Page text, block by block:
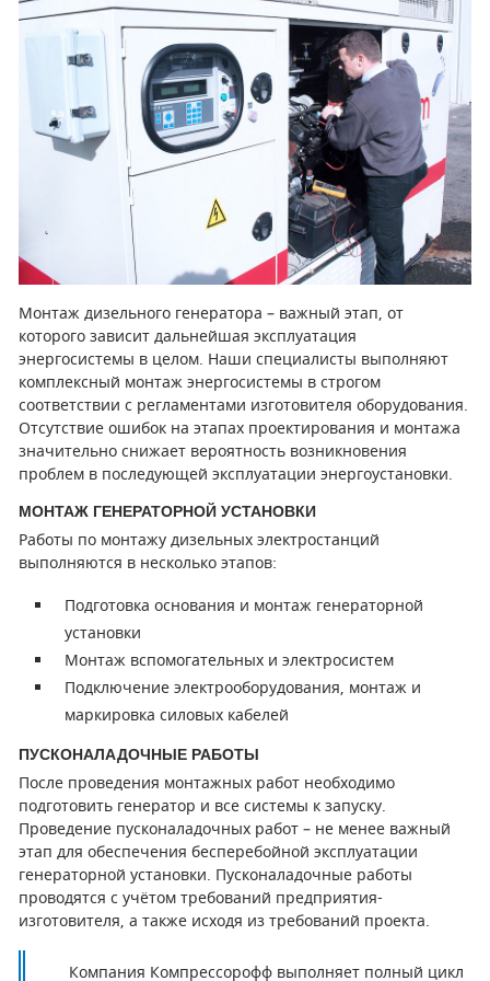
Монтаж дизельного генератора – важный этап, от
которого зависит дальнейшая эксплуатация
энергосистемы в целом. Наши специалисты выполняют
комплексный монтаж энергосистемы в строгом
соответствии с регламентами изготовителя оборудования.
Отсутствие ошибок на этапах проектирования и монтажа
значительно снижает вероятность возникновения
проблем в последующей эксплуатации энергоустановки.
МОНТАЖ ГЕНЕРАТОРНОЙ УСТАНОВКИ
Работы по монтажу дизельных электростанций
выполняются в несколько этапов:
Подготовка основания и монтаж генераторной
установки
Монтаж вспомогательных и электросистем
Подключение электрооборудования, монтаж и
маркировка силовых кабелей
ПУСКОНАЛАДОЧНЫЕ РАБОТЫ
После проведения монтажных работ необходимо
подготовить генератор и все системы к запуску.
Проведение пусконаладочных работ – не менее важный
этап для обеспечения бесперебойной эксплуатации
генераторной установки. Пусконаладочные работы
проводятся с учётом требований предприятия-
изготовителя, а также исходя из требований проекта.
Компания Компрессорофф выполняет полный цикл
СМЕННЫЕ ЭЛЕМЕНТЫ МАГИСТРАЛЬНЫХ
ФИЛЬТРОВ
ДЛЯ АДСОРБЦИОННЫХ ОСУШИТЕЛЕЙ
ЭЛЕКТРОДВИГАТЕЛИ
БЕНЗИНОВЫЕ ДВИГАТЕЛИ
ДИЗЕЛЬНЫЕ ДВИГАТЕЛИ
ФИЛЬТРЫ ТОПЛИВНЫЕ
МОТОРНОЕ МАСЛО
РАДИАТОРЫ
ПОДШИПНИКИ
ПОРШНЕВЫЕ БЛОКИ
ДЕТАЛИ СПИРАЛЬНЫХ КОМПРЕССОРОВ
ДЕТАЛИ НАСОСНОЙ ЧАСТИ
ДЕТАЛИ ПОГРУЖНЫХ НАСОСОВ
ШЛАНГИ ДЛЯ МОТОПОМП
ДЛЯ ВАКУУМНЫХ НАСОСОВ